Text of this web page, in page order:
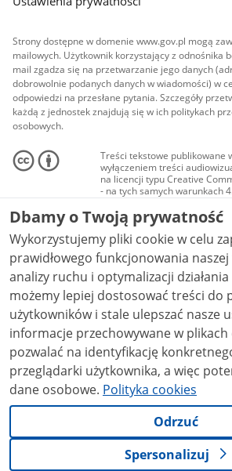
Strony dostępne w domenie www.gov.pl mogą
mailowych. Użytkownik korzystający z odnośnika
mail zgadza się na przetwarzanie jego danych
dobrowolnie podanych danych w wiadomości) w
odpowiedzi na przesłane pytania. Szczegóły
każdą z jednostek znajdują się w ich politykach
osobowych.
Treści tekstowe publikowane
wyłączeniem treści
na licencji typu Creative
- na tych samych warunkach
Materiały audiowizualne, w
audio i wideo, są
Creative Commons: uznanie
niekomercyjne - bez utworów
NC-ND 4.0), o ile nie jest to
Dbamy o Twoją prywatność
Wykorzystujemy pliki cookie w celu
prawidłowego funkcjonowania
analizy ruchu i optymalizacji działania strony.
możemy lepiej dostosować treści do
użytkowników i stale ulepszać nasze usługi.
informacje przechowywane w plikach
pozwalać na identyfikację
przeglądarki użytkownika, a więc
dane osobowe. Polityka cookies
Odrzuć
Spersonalizuj